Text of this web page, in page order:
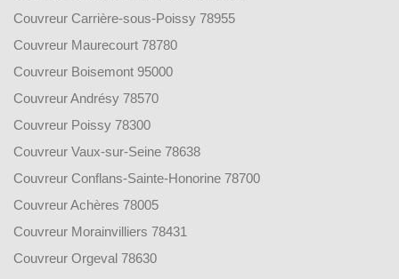
Couvreur Carrière-sous-Poissy 78955
Couvreur Maurecourt 78780
Couvreur Boisemont 95000
Couvreur Andrésy 78570
Couvreur Poissy 78300
Couvreur Vaux-sur-Seine 78638
Couvreur Conflans-Sainte-Honorine 78700
Couvreur Achères 78005
Couvreur Morainvilliers 78431
Couvreur Orgeval 78630